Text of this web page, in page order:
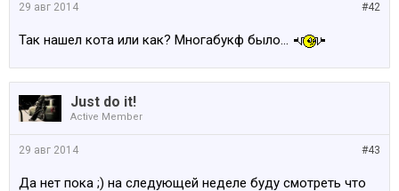
#42
29 авг 2014
Так нашел кота или как? Многабукф было...
Just do it!
Active Member
#43
29 авг 2014
Да нет пока ;) на следующей неделе буду смотреть что